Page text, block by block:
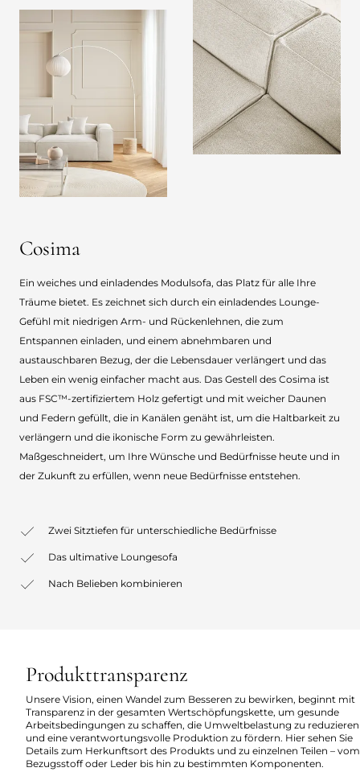
Cosima
Ein weiches und einladendes Modulsofa, das Platz für alle Ihre
Träume bietet. Es zeichnet sich durch ein einladendes Lounge-
Gefühl mit niedrigen Arm- und Rückenlehnen, die zum
Entspannen einladen, und einem abnehmbaren und
austauschbaren Bezug, der die Lebensdauer verlängert und das
Leben ein wenig einfacher macht aus. Das Gestell des Cosima ist
aus FSC™-zertifiziertem Holz gefertigt und mit weicher Daunen
und Federn gefüllt, die in Kanälen genäht ist, um die Haltbarkeit zu
verlängern und die ikonische Form zu gewährleisten.
Maßgeschneidert, um Ihre Wünsche und Bedürfnisse heute und in
der Zukunft zu erfüllen, wenn neue Bedürfnisse entstehen.
Zwei Sitztiefen für unterschiedliche Bedürfnisse
Das ultimative Loungesofa
Nach Belieben kombinieren
Produkttransparenz
Unsere Vision, einen Wandel zum Besseren zu bewirken, beginnt mit
Transparenz in der gesamten Wertschöpfungskette, um gesunde
Arbeitsbedingungen zu schaffen, die Umweltbelastung zu reduzieren
und eine verantwortungsvolle Produktion zu fördern. Hier sehen Sie
Details zum Herkunftsort des Produkts und zu einzelnen Teilen – vom
Bezugsstoff oder Leder bis hin zu bestimmten Komponenten.